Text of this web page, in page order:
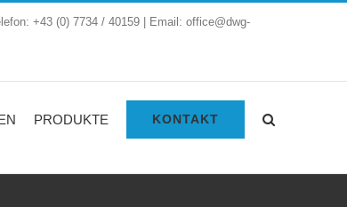
+43 (0) 7734 / 40159 | Email: office@dwg-
PRODUKTE KONTAKT